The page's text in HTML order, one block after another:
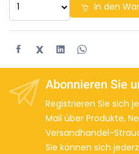
In den
X
Abonnieren Sie
Registrieren Sie sich
Mail über Produkte,
Versandhandel-
Sie können sich